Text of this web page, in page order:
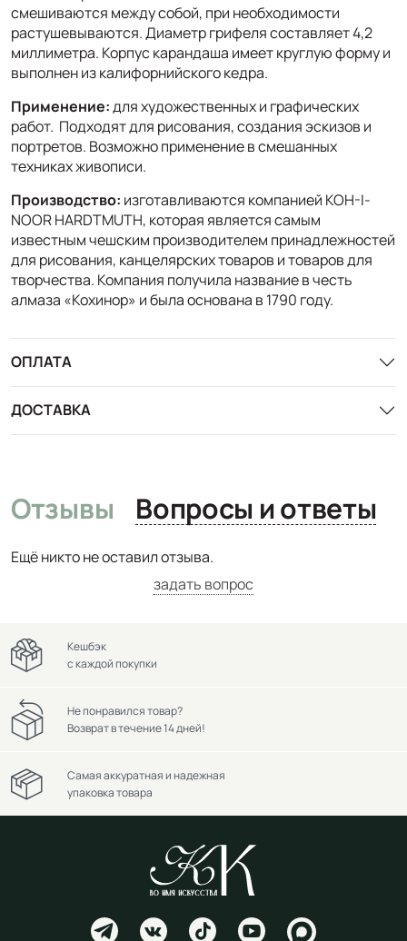
смешиваются между собой, при необходимости
растушевываются. Диаметр грифеля составляет 4,2
миллиметра. Корпус карандаша имеет круглую форму и
выполнен из калифорнийского кедра.
Применение:для художественных и графических
работ. Подходят для рисования, создания эскизов и
портретов. Возможно применение в смешанных
техниках живописи.
Производство: изготавливаются компанией KOH-I-
NOOR HARDTMUTH, которая является самым
известным чешским производителем принадлежностей
для рисования, канцелярских товаров и товаров для
творчества. Компания получила название в честь
алмаза «Кохинор» и была основана в 1790 году.
ОПЛАТА
ДОСТАВКА
Отзывы Вопросы и ответы
Ещё никто не оставил отзыва.
задать вопрос
Кешбэк
с каждой покупки
Не понравился товар?
Возврат в течение 14 дней!
Самая аккуратная и надежная
упаковка товара